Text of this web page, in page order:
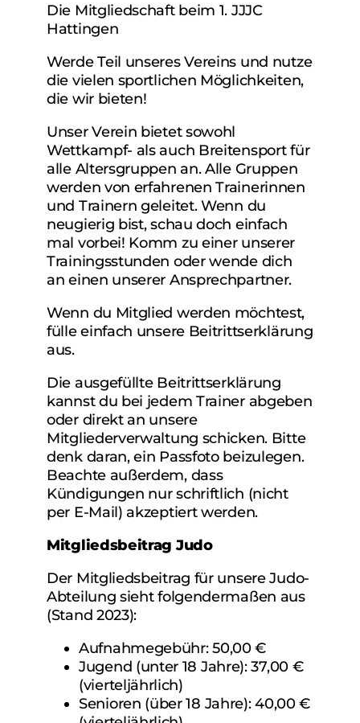
Die Mitgliedschaft beim 1. JJJC
Hattingen
Werde Teil unseres Vereins und nutze
die vielen sportlichen Möglichkeiten,
die wir bieten!
Unser Verein bietet sowohl
Wettkampf- als auch Breitensport für
alle Altersgruppen an. Alle Gruppen
werden von erfahrenen Trainerinnen
und Trainern geleitet. Wenn du
neugierig bist, schau doch einfach
mal vorbei! Komm zu einer unserer
Trainingsstunden oder wende dich
an einen unserer Ansprechpartner.
Wenn du Mitglied werden möchtest,
fülle einfach unsere Beitrittserklärung
aus.
Die ausgefüllte Beitrittserklärung
kannst du bei jedem Trainer abgeben
oder direkt an unsere
Mitgliederverwaltung schicken. Bitte
denk daran, ein Passfoto beizulegen.
Beachte außerdem, dass
Kündigungen nur schriftlich (nicht
per E-Mail) akzeptiert werden.
Mitgliedsbeitrag Judo
Der Mitgliedsbeitrag für unsere Judo-
Abteilung sieht folgendermaßen aus
(Stand 2023):
Aufnahmegebühr: 50,00 €
Jugend (unter 18 Jahre): 37,00 €
(vierteljährlich)
Senioren (über 18 Jahre): 40,00 €